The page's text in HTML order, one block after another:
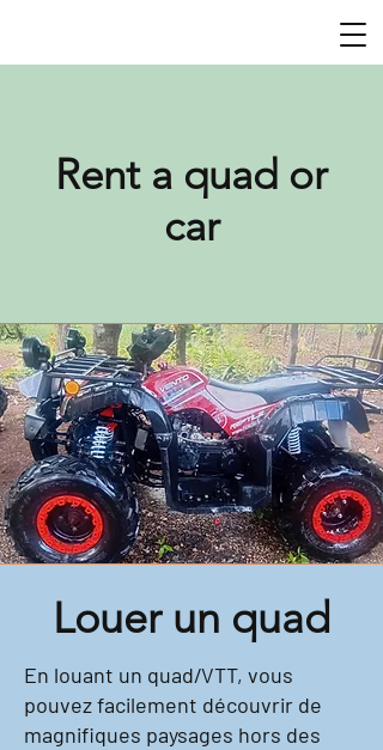
Rent a quad or
car
Louer un quad
En louant un quad/VTT, vous
pouvez facilement découvrir de
magnifiques paysages hors des